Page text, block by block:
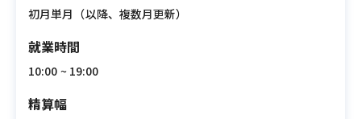
初月単月（以降、複数月更新）
就業時間
10:00 ~ 19:00
精算幅